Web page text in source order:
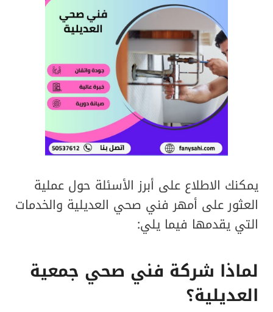
يمكنك الاطلاع على أبرز الأسئلة حول عملية
العثور على أمهر فني صحي العديلية والخدمات
التي يقدمها فيما يلي:
لماذا شركة فني صحي جمعية
العديلية؟